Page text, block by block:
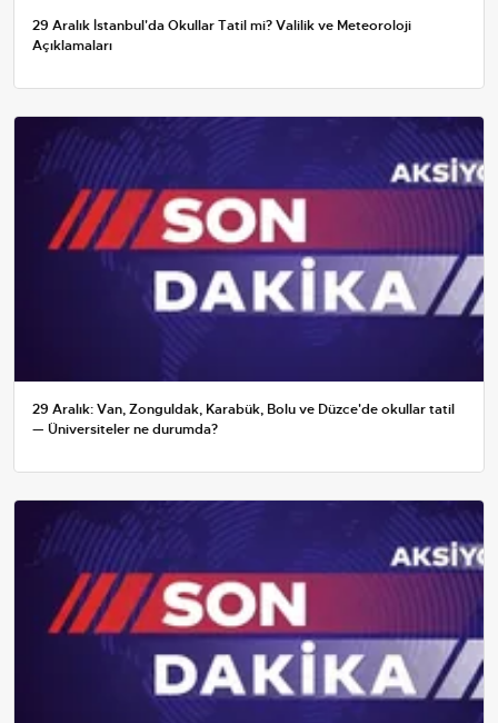
29 Aralık İstanbul'da Okullar Tatil mi? Valilik ve Meteoroloji
Açıklamaları
29 Aralık: Van, Zonguldak, Karabük, Bolu ve Düzce'de okullar tatil
— Üniversiteler ne durumda?